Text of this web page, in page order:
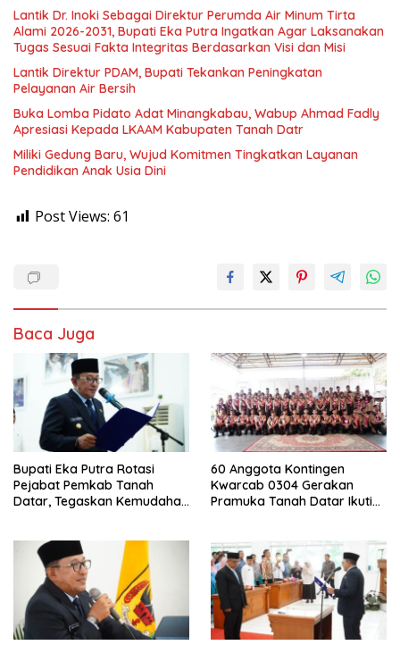
Lantik Dr. Inoki Sebagai Direktur Perumda Air Minum Tirta
Alami 2026-2031, Bupati Eka Putra Ingatkan Agar Laksanakan
Tugas Sesuai Fakta Integritas Berdasarkan Visi dan Misi
Lantik Direktur PDAM, Bupati Tekankan Peningkatan
Pelayanan Air Bersih
Buka Lomba Pidato Adat Minangkabau, Wabup Ahmad Fadly
Apresiasi Kepada LKAAM Kabupaten Tanah Datr
Miliki Gedung Baru, Wujud Komitmen Tingkatkan Layanan
Pendidikan Anak Usia Dini
Post Views: 61
Baca Juga
Bupati Eka Putra Rotasi
Pejabat Pemkab Tanah
Datar, Tegaskan Kemudahan
60 Anggota Kontingen
Kwarcab 0304 Gerakan
Pramuka Tanah Datar Ikuti